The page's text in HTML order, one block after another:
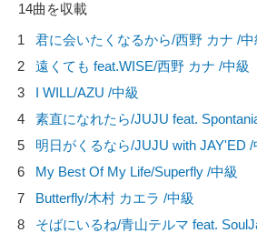
14曲を収載
1
君に会いたくなるから/西野 カナ /中
2
遠くても feat.WISE/西野 カナ /中級
3
I WILL/AZU /中級
4
素直になれたら/JUJU feat.
5
明日がくるなら/JUJU with JAY'ED /
6
My Best Of My Life/Superfly /中級
7
Butterfly/木村 カエラ /中級
8
そばにいるね/青山テルマ feat.